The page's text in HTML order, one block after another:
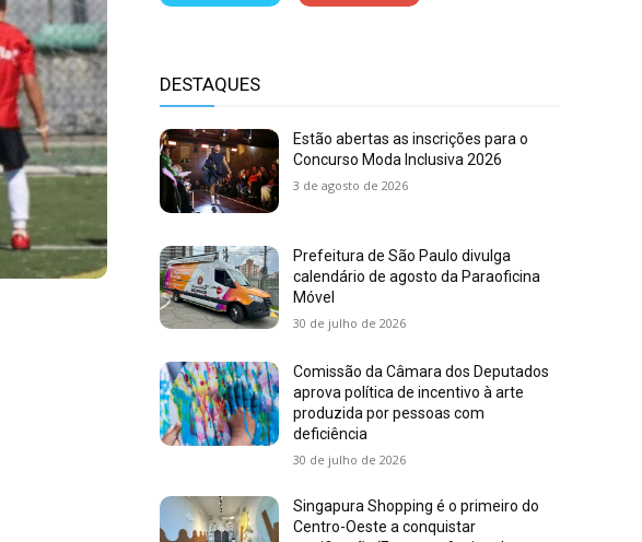
DESTAQUES
Estão abertas as inscrições para o
Concurso Moda Inclusiva 2026
3 de agosto de 2026
Prefeitura de São Paulo divulga
calendário de agosto da Paraoficina
Móvel
30 de julho de 2026
Comissão da Câmara dos Deputados
aprova política de incentivo à arte
produzida por pessoas com
deficiência
30 de julho de 2026
Singapura Shopping é o primeiro do
Centro-Oeste a conquistar